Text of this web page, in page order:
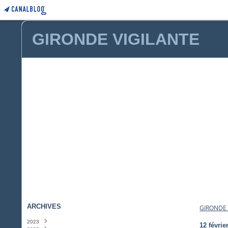
GIRONDE VIGILANTE
ARCHIVES
2023
12